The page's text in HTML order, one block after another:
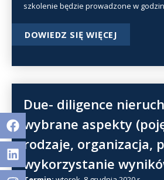
szkolenie będzie prowadzone w
DOWIEDZ SIĘ WIĘCEJ
Due- diligence
wybrane aspekty
rodzaje, organizacja,
wykorzystanie
Facebook
Linkedin
Facebook
Linkedin
Instagram